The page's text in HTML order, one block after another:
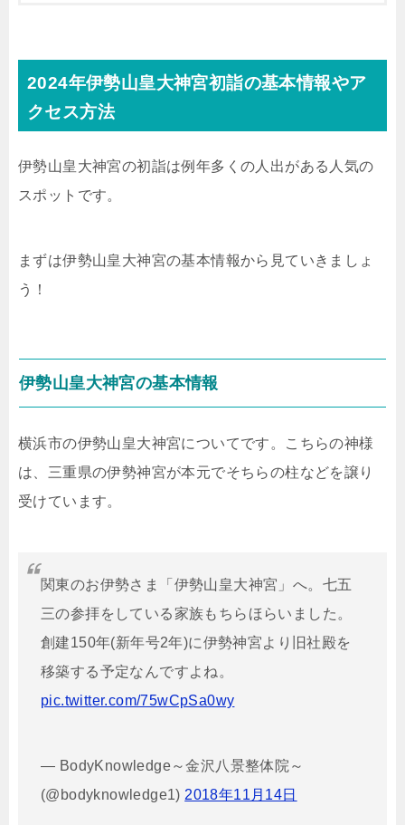
2024年伊勢山皇大神宮初詣の基本情報やア
クセス方法
伊勢山皇大神宮の初詣は例年多くの人出がある人気の
スポットです。
まずは伊勢山皇大神宮の基本情報から見ていきましょ
う！
伊勢山皇大神宮の基本情報
横浜市の伊勢山皇大神宮についてです。こちらの神様
は、三重県の伊勢神宮が本元でそちらの柱などを譲り
受けています。
関東のお伊勢さま「伊勢山皇大神宮」へ。七五
三の参拝をしている家族もちらほらいました。
創建150年(新年号2年)に伊勢神宮より旧社殿を
移築する予定なんですよね。
pic.twitter.com/75wCpSa0wy
— BodyKnowledge～金沢八景整体院～
(@bodyknowledge1) 2018年11月14日